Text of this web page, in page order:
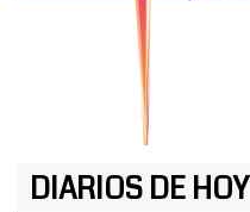
DIARIOS DE HOY